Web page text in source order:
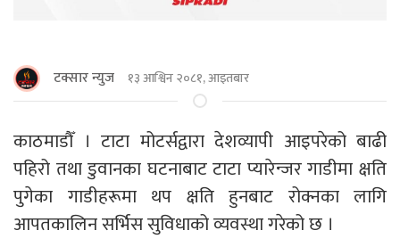
टक्सार न्युज १३ आश्विन २०८१, आइतबार
काठमाडाैँ । टाटा मोटर्सद्वारा देशव्यापी आइपरेको बाढी
पहिरो तथा डुवानका घटनाबाट टाटा प्यारेन्जर गाडीमा क्षति
पुगेका गाडीहरूमा थप क्षति हुनबाट रोक्नका लागि
आपतकालिन सर्भिस सुविधाको व्यवस्था गरेको छ ।